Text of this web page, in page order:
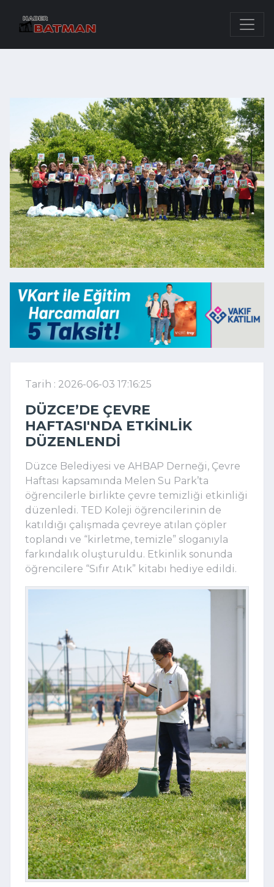
Tarih : 2026-06-03 17:16:25
DÜZCE’DE ÇEVRE
HAFTASI'NDA ETKINLIK
DÜZENLENDI
Düzce Belediyesi ve AHBAP Derneği, Çevre
Haftası kapsamında Melen Su Park’ta
öğrencilerle birlikte çevre temizliği etkinliği
düzenledi. TED Koleji öğrencilerinin de
katıldığı çalışmada çevreye atılan çöpler
toplandı ve “kirletme, temizle” sloganıyla
farkındalık oluşturuldu. Etkinlik sonunda
öğrencilere “Sıfır Atık” kitabı hediye edildi.